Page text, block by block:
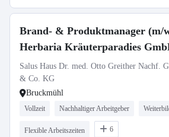
Brand- & Produktmanager (m/
Herbaria Kräuterparadies
Salus Haus Dr. med. Otto Greither Nachf.
& Co. KG
Bruckmühl
Vollzeit Nachhaltiger Arbeitgeber
Flexible Arbeitszeiten 6